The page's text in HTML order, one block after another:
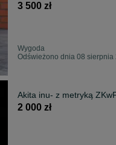
3 500 zł
Wygoda
Odświeżono dnia 08 sierpnia
Akita inu- z metryką
2 000 zł